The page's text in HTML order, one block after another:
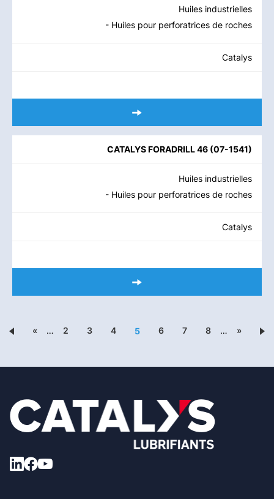
Huiles industrielles
- Huiles pour perforatrices de roches
Catalys
CATALYS FORADRILL 46 (07-1541)
Huiles industrielles
- Huiles pour perforatrices de roches
Catalys
« … 2 3 4 5 6 7 8 … »